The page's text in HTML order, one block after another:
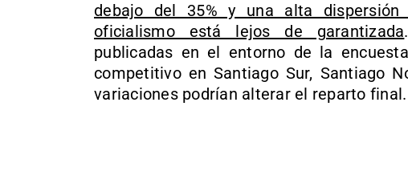
debajo del 35% y una alta
oficialismo está lejos de garantizada
publicadas en el entorno de la
competitivo en Santiago Sur, Santiago
variaciones podrían alterar el reparto final.